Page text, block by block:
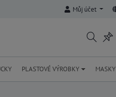
Můj účet
PLASTOVÉ VÝROBKY MASKY